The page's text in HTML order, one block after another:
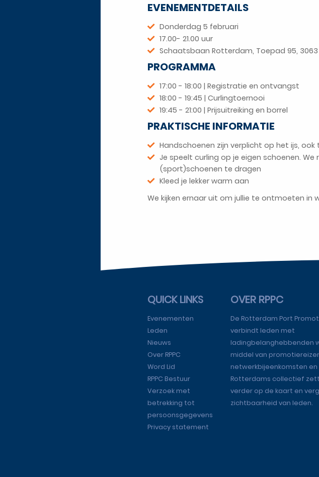
EVENEMENTDETAILS
Donderdag 5 februari
17.00- 21.00 uur
Schaatsbaan Rotterdam, Toepad 95,
PROGRAMMA
17:00 - 18:00 | Registratie en ontvangst
18:00 - 19:45 | Curlingtoernooi
19:45 - 21:00 | Prijsuitreiking en borrel
PRAKTISCHE INFORMATIE
Handschoenen zijn verplicht op het ijs,
Je speelt curling op je eigen schoenen.
(sport)schoenen te dragen
Kleed je lekker warm aan
We kijken ernaar uit om jullie te ontmoeten in
QUICK LINKS
Evenementen
Leden
Nieuws
Over RPPC
Word Lid
RPPC Bestuur
Verzoek met
betrekking tot
persoonsgegevens
Privacy statement
OVER RPPC
De Rotterdam Port
verbindt leden met
ladingbelanghebbenden
middel van
netwerkbijeenkomsten en
Rotterdams collectief
verder op de kaart en
zichtbaarheid van leden.